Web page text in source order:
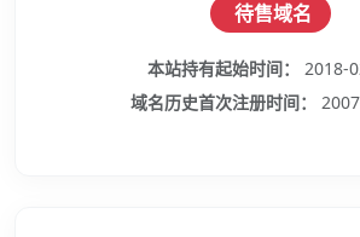
待售域名
本站持有起始时间：
2018-
域名历史首次注册时间：